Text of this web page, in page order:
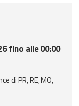
fino alle 00:00
di PR, RE, MO,